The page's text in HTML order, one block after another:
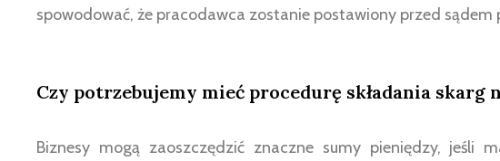
spowodować, że pracodawca zostanie postawiony przed sądem
Czy potrzebujemy mieć procedurę składania skarg
Biznesy mogą zaoszczędzić znaczne sumy pieniędzy, jeśli